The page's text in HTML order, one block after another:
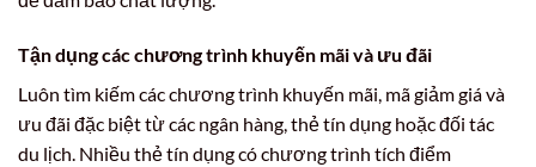
Tận dụng các chương trình khuyến mãi và ưu đãi
Luôn tìm kiếm các chương trình khuyến mãi, mã giảm giá và
ưu đãi đặc biệt từ các ngân hàng, thẻ tín dụng hoặc đối tác
du lịch. Nhiều thẻ tín dụng có chương trình tích điểm